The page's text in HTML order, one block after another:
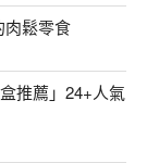
肉鬆零食
推薦」24+人氣